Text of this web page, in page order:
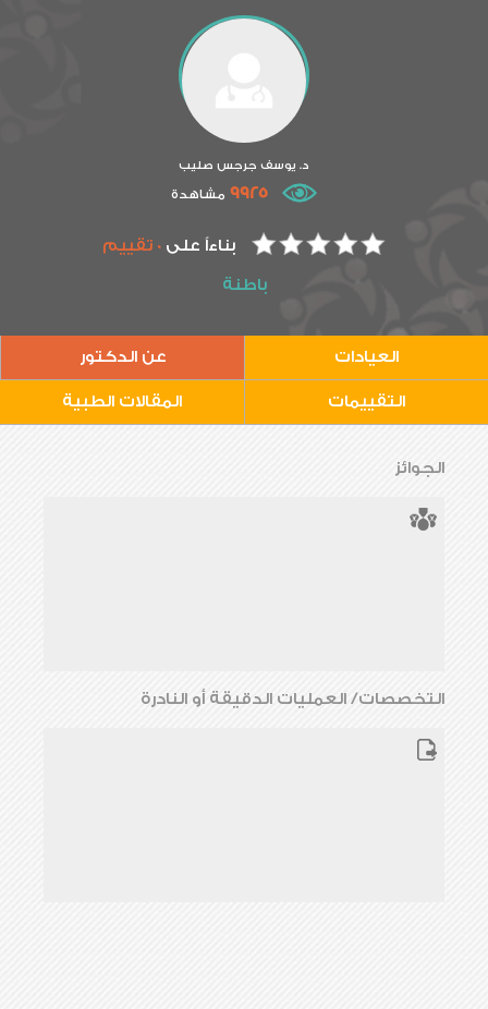
د. يوسف جرجس صليب
9925 مشاهدة
بناءاً على0 تقييم
باطنة
العيادات عن الدكتور
التقييمات المقالات الطبية
الجوائز
التخصصات/ العمليات الدقيقة أو النادرة